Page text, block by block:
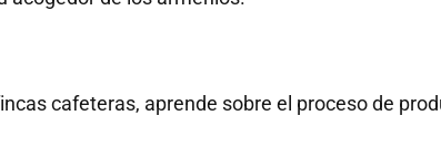
cafeteras, aprende sobre el proceso de